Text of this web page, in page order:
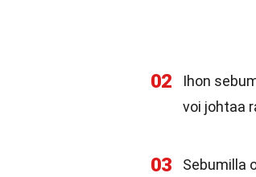
02
Ihon
voi johtaa
03
Sebumilla